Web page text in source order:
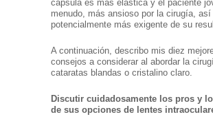
cápsula es más elástica y el paciente
menudo, más ansioso por la cirugía, así
potencialmente más exigente de su
A continuación, describo mis diez
consejos a considerar al abordar la
cataratas blandas o cristalino claro.
Discutir cuidadosamente los pros y
de sus opciones de lentes